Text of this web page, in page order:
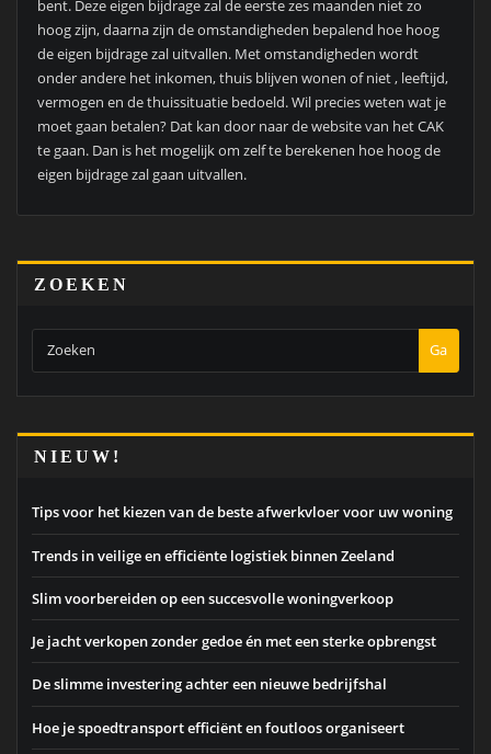
bent. Deze eigen bijdrage zal de eerste zes maanden niet zo
hoog zijn, daarna zijn de omstandigheden bepalend hoe hoog
de eigen bijdrage zal uitvallen. Met omstandigheden wordt
onder andere het inkomen, thuis blijven wonen of niet , leeftijd,
vermogen en de thuissituatie bedoeld. Wil precies weten wat je
moet gaan betalen? Dat kan door naar de website van het CAK
te gaan. Dan is het mogelijk om zelf te berekenen hoe hoog de
eigen bijdrage zal gaan uitvallen.
ZOEKEN
Ga
NIEUW!
Tips voor het kiezen van de beste afwerkvloer voor uw woning
Trends in veilige en efficiënte logistiek binnen Zeeland
Slim voorbereiden op een succesvolle woningverkoop
Je jacht verkopen zonder gedoe én met een sterke opbrengst
De slimme investering achter een nieuwe bedrijfshal
Hoe je spoedtransport efficiënt en foutloos organiseert